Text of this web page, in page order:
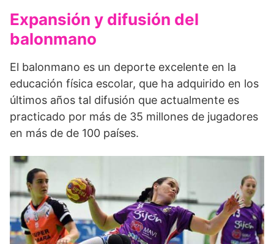
Expansión y difusión del
balonmano
El balonmano es un deporte excelente en la
educación física escolar, que ha adquirido en los
últimos años tal difusión que actualmente es
practicado por más de 35 millones de jugadores
en más de de 100 países.